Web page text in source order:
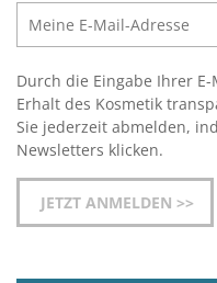
Durch die Eingabe Ihrer
Erhalt des Kosmetik
Sie jederzeit abmelden,
Newsletters klicken.